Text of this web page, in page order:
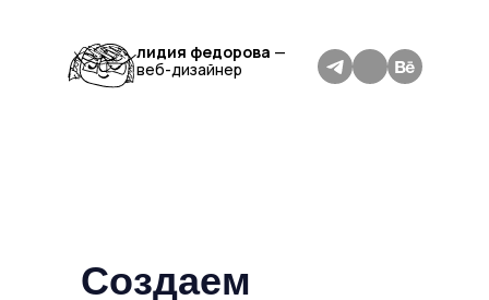
лидия федорова —
веб-дизайнер
Создаем